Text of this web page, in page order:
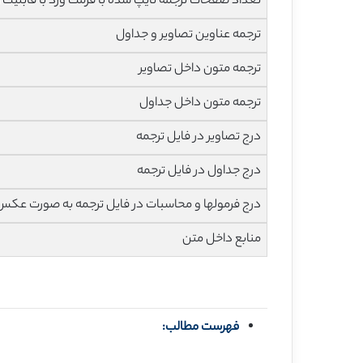
ترجمه عناوین تصاویر و جداول
ترجمه متون داخل تصاویر
ترجمه متون داخل جداول
درج تصاویر در فایل ترجمه
درج جداول در فایل ترجمه
درج فرمولها و محاسبات در فایل ترجمه به صورت
منابع داخل متن
فهرست مطالب: